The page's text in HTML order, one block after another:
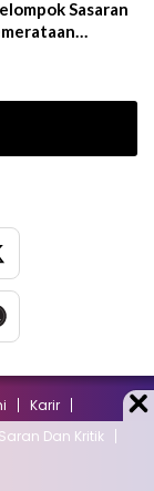
Sasaran
Karir
Saran Dan Kritik